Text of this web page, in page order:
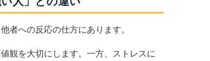
者への反応の仕方にあります。
観を大切にします。一方、ストレスに